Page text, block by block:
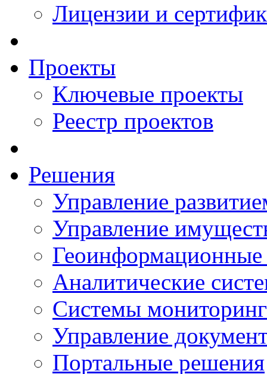
Лицензии и
Проекты
Ключевые проекты
Реестр проектов
Решения
Управление
Управление
Аналитические
Системы
Управление
Портальные решения